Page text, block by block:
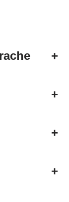
+
+
+
+